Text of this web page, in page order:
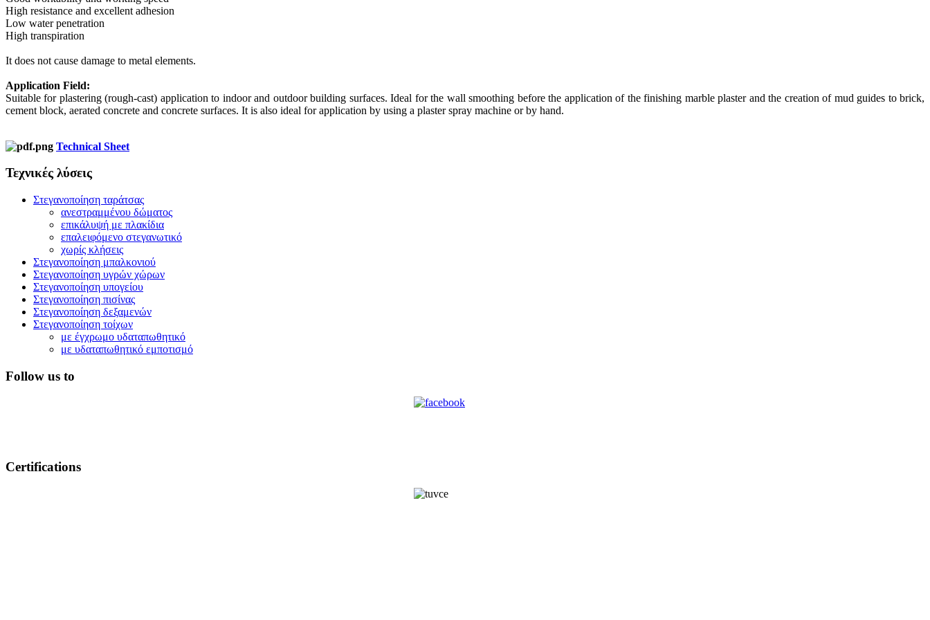
High resistance and excellent adhesion
Low water penetration
High transpiration
It does not cause damage to metal elements.
Application Field:
Suitable for plastering (rough-cast) application to indoor and outdoor building surfaces. Ideal for the wall smoothing before the application of the finishing marble plaster and the creation of mud guides to brick,
cement block, aerated concrete and concrete surfaces. It is also ideal for application by using a plaster spray machine or by hand.
Technical Sheet
Τεχνικές λύσεις
Στεγανοποίηση ταράτσας
ανεστραμμένου δώματος
επικάλυψή με πλακίδια
επαλειφόμενο στεγανωτικό
χωρίς κλήσεις
Στεγανοποίηση μπαλκονιού
Στεγανοποίηση υγρών χώρων
Στεγανοποίηση υπογείου
Στεγανοποίηση πισίνας
Στεγανοποίηση δεξαμενών
Στεγανοποίηση τοίχων
με έγχρωμο υδαταπωθητικό
με υδαταπωθητικό εμποτισμό
Follow us to
Certifications